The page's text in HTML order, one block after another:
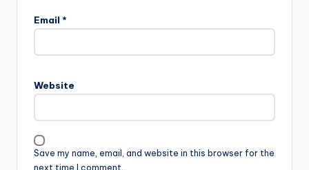
Email *
Website
Save my name, email, and website in this browser for the
next time I comment.